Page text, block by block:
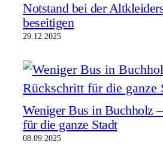
Notstand bei der
beseitigen
29.12.2025
Weniger Bus in Buchholz
für die ganze Stadt
08.09.2025